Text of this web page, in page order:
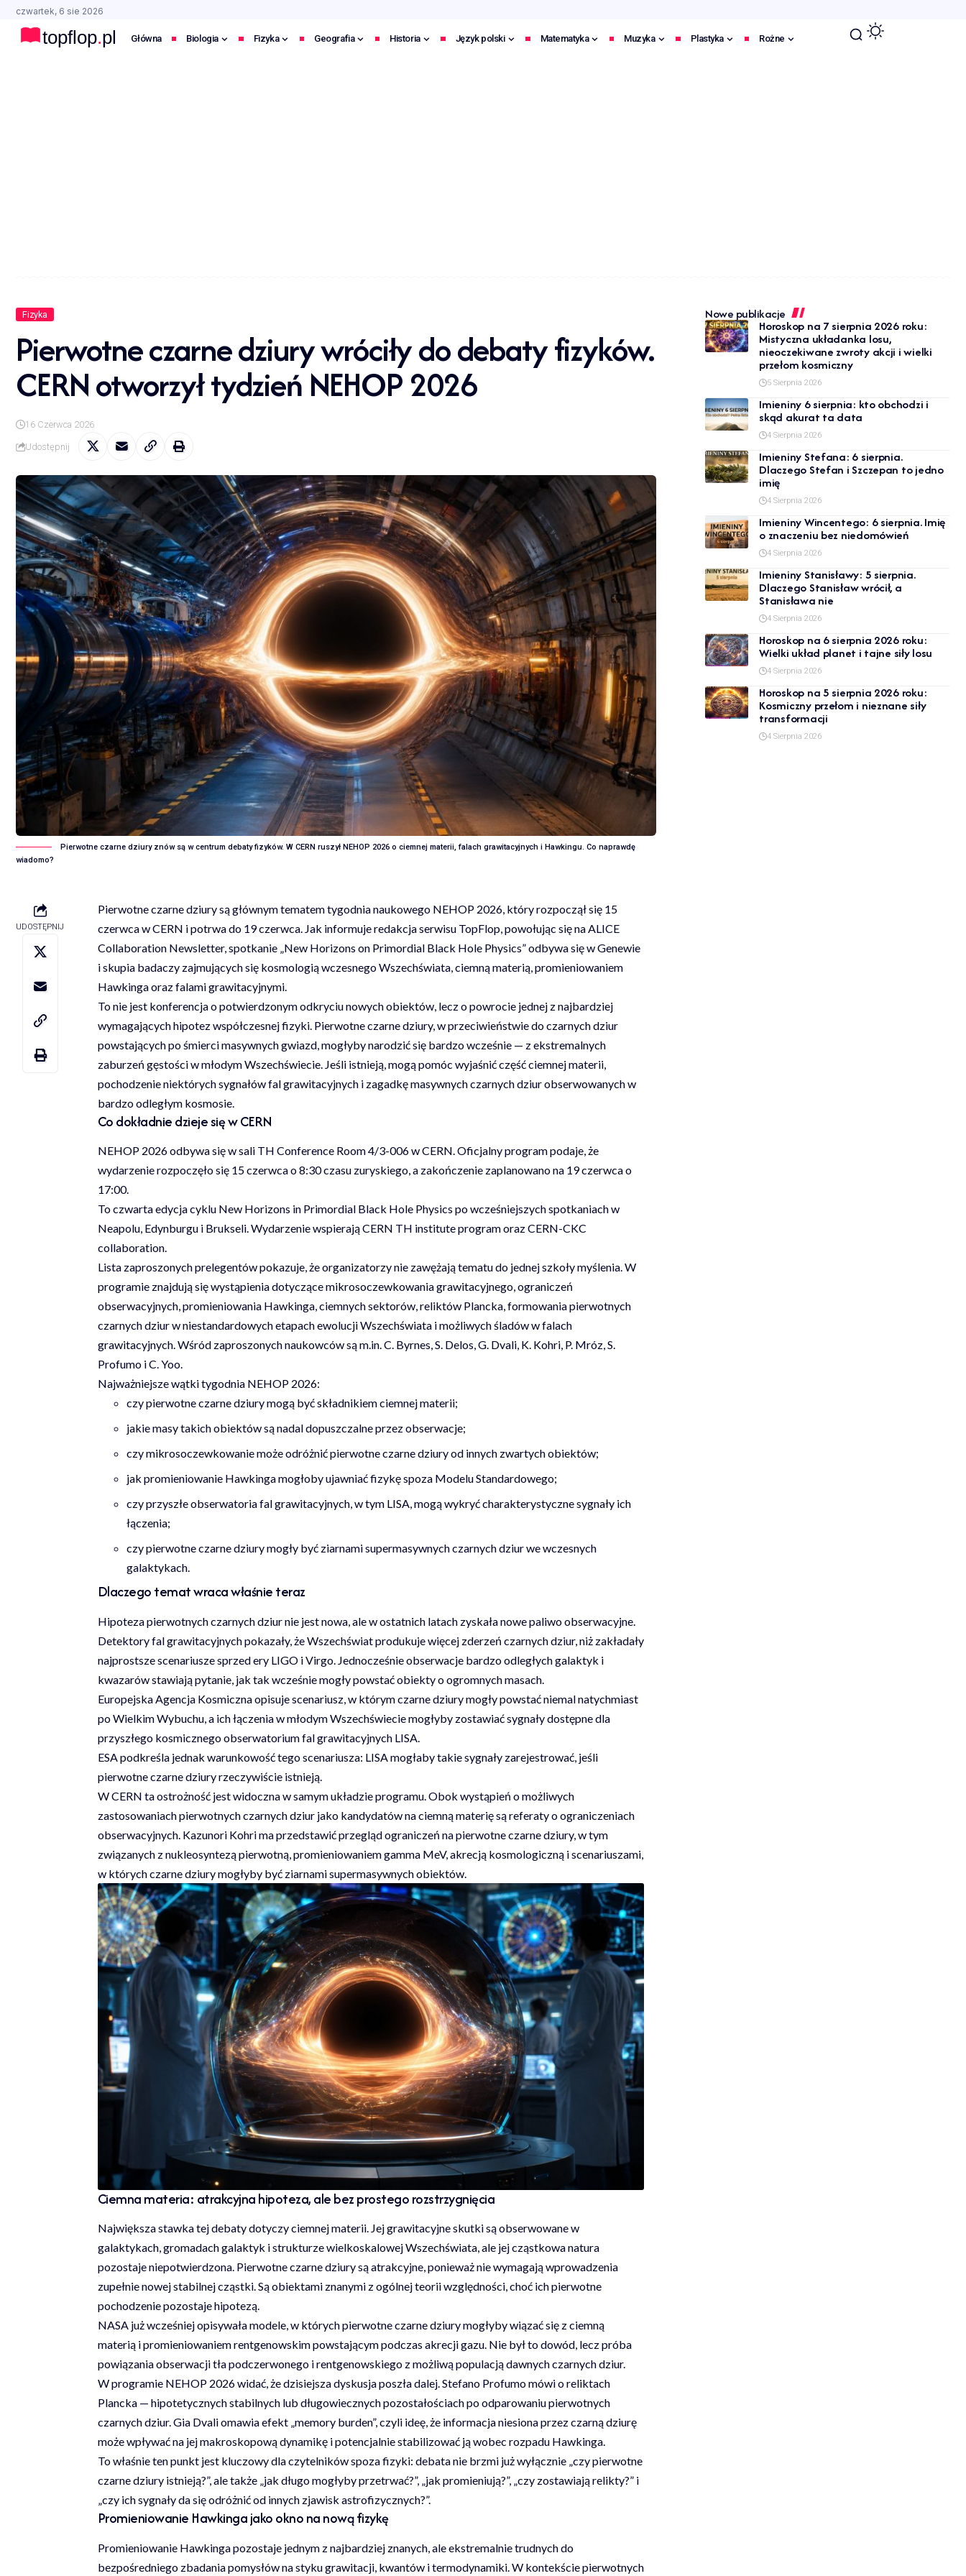
czwartek, 6 sie 2026
Główna Biologia Fizyka Geografia Historia Język polski Matematyka Muzyka Plastyka Rożne
Fizyka
Pierwotne czarne dziury wróciły do debaty fizyków.
CERN otworzył tydzień NEHOP 2026
16 Czerwca 2026
Udostępnij
Pierwotne czarne dziury znów są w centrum debaty fizyków. W CERN ruszył NEHOP 2026 o ciemnej materii, falach grawitacyjnych i Hawkingu. Co naprawdę
wiadomo?
UDOSTĘPNIJ
Pierwotne czarne dziury są głównym tematem tygodnia naukowego NEHOP 2026, który rozpoczął się 15
czerwca w CERN i potrwa do 19 czerwca. Jak informuje redakcja serwisu TopFlop, powołując się na ALICE
Collaboration Newsletter, spotkanie „New Horizons on Primordial Black Hole Physics” odbywa się w Genewie
i skupia badaczy zajmujących się kosmologią wczesnego Wszechświata, ciemną materią, promieniowaniem
Hawkinga oraz falami grawitacyjnymi.
To nie jest konferencja o potwierdzonym odkryciu nowych obiektów, lecz o powrocie jednej z najbardziej
wymagających hipotez współczesnej fizyki. Pierwotne czarne dziury, w przeciwieństwie do czarnych dziur
powstających po śmierci masywnych gwiazd, mogłyby narodzić się bardzo wcześnie — z ekstremalnych
zaburzeń gęstości w młodym Wszechświecie. Jeśli istnieją, mogą pomóc wyjaśnić część ciemnej materii,
pochodzenie niektórych sygnałów fal grawitacyjnych i zagadkę masywnych czarnych dziur obserwowanych w
bardzo odległym kosmosie.
Co dokładnie dzieje się w CERN
NEHOP 2026 odbywa się w sali TH Conference Room 4/3-006 w CERN. Oficjalny program podaje, że
wydarzenie rozpoczęło się 15 czerwca o 8:30 czasu zuryskiego, a zakończenie zaplanowano na 19 czerwca o
17:00.
To czwarta edycja cyklu New Horizons in Primordial Black Hole Physics po wcześniejszych spotkaniach w
Neapolu, Edynburgu i Brukseli. Wydarzenie wspierają CERN TH institute program oraz CERN-CKC
collaboration.
Lista zaproszonych prelegentów pokazuje, że organizatorzy nie zawężają tematu do jednej szkoły myślenia. W
programie znajdują się wystąpienia dotyczące mikrosoczewkowania grawitacyjnego, ograniczeń
obserwacyjnych, promieniowania Hawkinga, ciemnych sektorów, reliktów Plancka, formowania pierwotnych
czarnych dziur w niestandardowych etapach ewolucji Wszechświata i możliwych śladów w falach
grawitacyjnych. Wśród zaproszonych naukowców są m.in. C. Byrnes, S. Delos, G. Dvali, K. Kohri, P. Mróz, S.
Profumo i C. Yoo.
Najważniejsze wątki tygodnia NEHOP 2026:
czy pierwotne czarne dziury mogą być składnikiem ciemnej materii;
jakie masy takich obiektów są nadal dopuszczalne przez obserwacje;
czy mikrosoczewkowanie może odróżnić pierwotne czarne dziury od innych zwartych obiektów;
jak promieniowanie Hawkinga mogłoby ujawniać fizykę spoza Modelu Standardowego;
czy przyszłe obserwatoria fal grawitacyjnych, w tym LISA, mogą wykryć charakterystyczne sygnały ich
łączenia;
czy pierwotne czarne dziury mogły być ziarnami supermasywnych czarnych dziur we wczesnych
galaktykach.
Dlaczego temat wraca właśnie teraz
Hipoteza pierwotnych czarnych dziur nie jest nowa, ale w ostatnich latach zyskała nowe paliwo obserwacyjne.
Detektory fal grawitacyjnych pokazały, że Wszechświat produkuje więcej zderzeń czarnych dziur, niż zakładały
najprostsze scenariusze sprzed ery LIGO i Virgo. Jednocześnie obserwacje bardzo odległych galaktyk i
kwazarów stawiają pytanie, jak tak wcześnie mogły powstać obiekty o ogromnych masach.
Europejska Agencja Kosmiczna opisuje scenariusz, w którym czarne dziury mogły powstać niemal natychmiast
po Wielkim Wybuchu, a ich łączenia w młodym Wszechświecie mogłyby zostawiać sygnały dostępne dla
przyszłego kosmicznego obserwatorium fal grawitacyjnych LISA.
ESA podkreśla jednak warunkowość tego scenariusza: LISA mogłaby takie sygnały zarejestrować, jeśli
pierwotne czarne dziury rzeczywiście istnieją.
W CERN ta ostrożność jest widoczna w samym układzie programu. Obok wystąpień o możliwych
zastosowaniach pierwotnych czarnych dziur jako kandydatów na ciemną materię są referaty o ograniczeniach
obserwacyjnych. Kazunori Kohri ma przedstawić przegląd ograniczeń na pierwotne czarne dziury, w tym
związanych z nukleosyntezą pierwotną, promieniowaniem gamma MeV, akrecją kosmologiczną i scenariuszami,
w których czarne dziury mogłyby być ziarnami supermasywnych obiektów.
Ciemna materia: atrakcyjna hipoteza, ale bez prostego rozstrzygnięcia
Największa stawka tej debaty dotyczy ciemnej materii. Jej grawitacyjne skutki są obserwowane w
galaktykach, gromadach galaktyk i strukturze wielkoskalowej Wszechświata, ale jej cząstkowa natura
pozostaje niepotwierdzona. Pierwotne czarne dziury są atrakcyjne, ponieważ nie wymagają wprowadzenia
zupełnie nowej stabilnej cząstki. Są obiektami znanymi z ogólnej teorii względności, choć ich pierwotne
pochodzenie pozostaje hipotezą.
NASA już wcześniej opisywała modele, w których pierwotne czarne dziury mogłyby wiązać się z ciemną
materią i promieniowaniem rentgenowskim powstającym podczas akrecji gazu. Nie był to dowód, lecz próba
powiązania obserwacji tła podczerwonego i rentgenowskiego z możliwą populacją dawnych czarnych dziur.
W programie NEHOP 2026 widać, że dzisiejsza dyskusja poszła dalej. Stefano Profumo mówi o reliktach
Plancka — hipotetycznych stabilnych lub długowiecznych pozostałościach po odparowaniu pierwotnych
czarnych dziur. Gia Dvali omawia efekt „memory burden”, czyli ideę, że informacja niesiona przez czarną dziurę
może wpływać na jej makroskopową dynamikę i potencjalnie stabilizować ją wobec rozpadu Hawkinga.
To właśnie ten punkt jest kluczowy dla czytelników spoza fizyki: debata nie brzmi już wyłącznie „czy pierwotne
czarne dziury istnieją?”, ale także „jak długo mogłyby przetrwać?”, „jak promieniują?”, „czy zostawiają relikty?” i
„czy ich sygnały da się odróżnić od innych zjawisk astrofizycznych?”.
Promieniowanie Hawkinga jako okno na nową fizykę
Promieniowanie Hawkinga pozostaje jednym z najbardziej znanych, ale ekstremalnie trudnych do
bezpośredniego zbadania pomysłów na styku grawitacji, kwantów i termodynamiki. W kontekście pierwotnych
Nowe publikacje
Horoskop na 7 sierpnia 2026 roku:
Mistyczna układanka losu,
nieoczekiwane zwroty akcji i wielki
przełom kosmiczny
5 Sierpnia 2026
Imieniny 6 sierpnia: kto obchodzi i
skąd akurat ta data
4 Sierpnia 2026
Imieniny Stefana: 6 sierpnia.
Dlaczego Stefan i Szczepan to jedno
imię
4 Sierpnia 2026
Imieniny Wincentego: 6 sierpnia. Imię
o znaczeniu bez niedomówień
4 Sierpnia 2026
Imieniny Stanisławy: 5 sierpnia.
Dlaczego Stanisław wrócił, a
Stanisława nie
4 Sierpnia 2026
Horoskop na 6 sierpnia 2026 roku:
Wielki układ planet i tajne siły losu
4 Sierpnia 2026
Horoskop na 5 sierpnia 2026 roku:
Kosmiczny przełom i nieznane siły
transformacji
4 Sierpnia 2026